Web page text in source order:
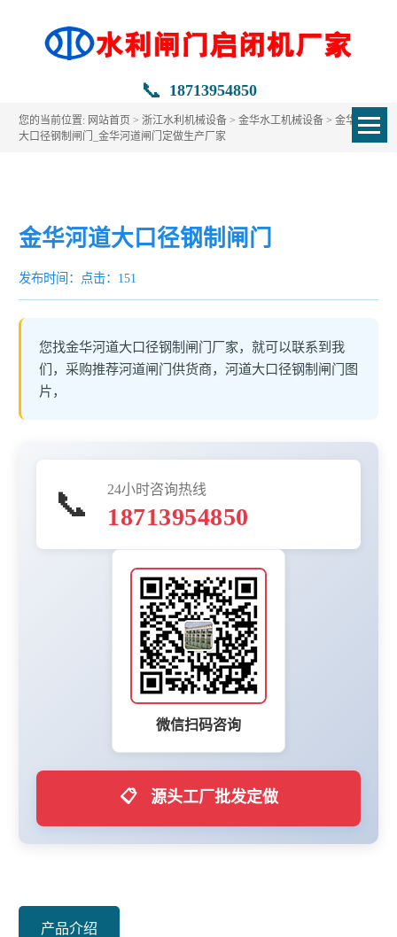
📞 18713954850
您的当前位置: 网站首页 >浙江水利机械设备 >金华水工机械设备 > 金华河道
大口径钢制闸门_金华河道闸门定做生产厂家
金华河道大口径钢制闸门
发布时间： 点击：151
您找金华河道大口径钢制闸门厂家，就可以联系到我
们，采购推荐河道闸门供货商，河道大口径钢制闸门图
片，
📞 24小时咨询热线
18713954850
微信扫码咨询
📋 源头工厂批发定做
产品介绍